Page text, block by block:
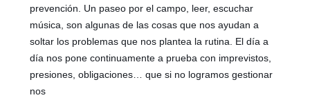
prevención. Un paseo por el campo, leer, escuchar
música, son algunas de las cosas que nos ayudan a
soltar los problemas que nos plantea la rutina. El día a
día nos pone continuamente a prueba con imprevistos,
presiones, obligaciones… que si no logramos gestionar
nos